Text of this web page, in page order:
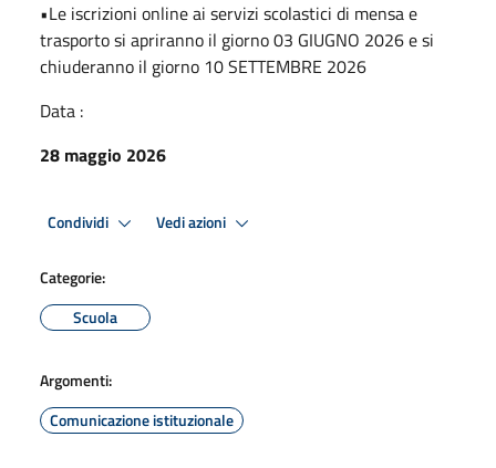
•Le iscrizioni online ai servizi scolastici di mensa e
trasporto si apriranno il giorno 03 GIUGNO 2026 e si
chiuderanno il giorno 10 SETTEMBRE 2026
Data :
28 maggio 2026
Condividi Vedi azioni
Categorie:
Scuola
Argomenti:
Comunicazione istituzionale